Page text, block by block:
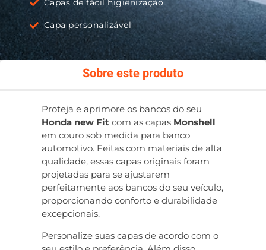
Capas de fácil higiênização
Capa personalizável
Sobre este produto
Proteja e aprimore os bancos do seu
Honda new Fit com as capas Monshell
em couro sob medida para banco
automotivo. Feitas com materiais de alta
qualidade, essas capas originais foram
projetadas para se ajustarem
perfeitamente aos bancos do seu veículo,
proporcionando conforto e durabilidade
excepcionais.
Personalize suas capas de acordo com o